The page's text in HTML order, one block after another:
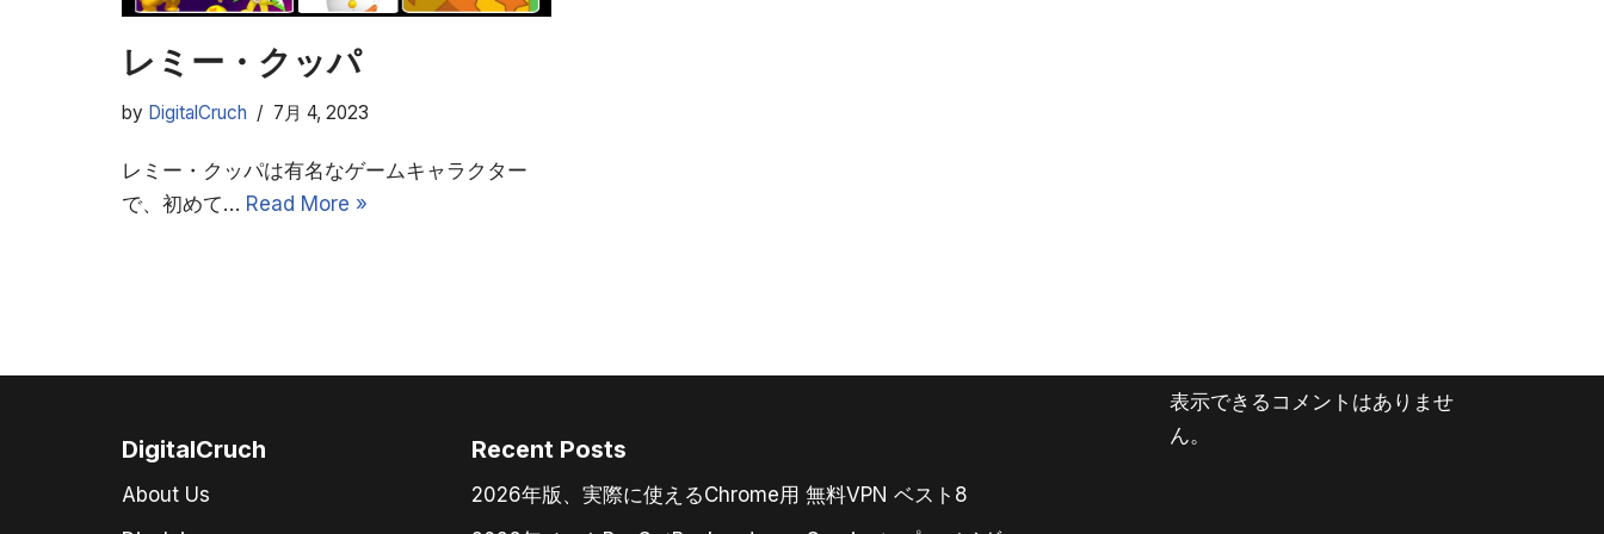
レミー・クッパ
by DigitalCruch 7月 4, 2023
レミー・クッパは有名なゲームキャラクター
で、初めて… Read More »
DigitalCruch
About Us
Recent Posts
2026年版、実際に使えるChrome用 無料VPN ベスト8
表示できるコメントはありませ
ん。